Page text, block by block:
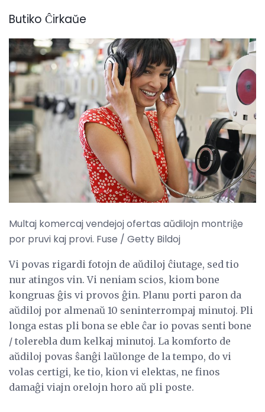
Butiko Ĉirkaŭe
Multaj komercaj vendejoj ofertas aŭdilojn montriĝe
por pruvi kaj provi. Fuse / Getty Bildoj
Vi povas rigardi fotojn de aŭdiloj ĉiutage, sed tio
nur atingos vin. Vi neniam scios, kiom bone
kongruas ĝis vi provos ĝin. Planu porti paron da
aŭdiloj por almenaŭ 10 seninterrompaj minutoj. Pli
longa estas pli bona se eble ĉar io povas senti bone
/ tolerebla dum kelkaj minutoj. La komforto de
aŭdiloj povas ŝanĝi laŭlonge de la tempo, do vi
volas certigi, ke tio, kion vi elektas, ne finos
damaĝi viajn orelojn horo aŭ pli poste.